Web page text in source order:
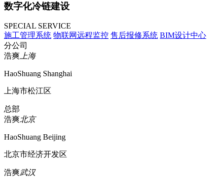
数字化冷链建设
SPECIAL SERVICE
施工管理系统 物联网远程监控 售后报修系统 BIM设计中心
分公司
浩爽上海
HaoShuang Shanghai
上海市松江区
总部
浩爽北京
HaoShuang Beijing
北京市经济开发区
浩爽武汉